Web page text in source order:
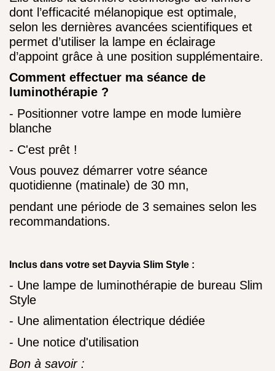
dont l’efficacité mélanopique est optimale,
selon les dernières avancées scientifiques et
permet d’utiliser la lampe en éclairage
d’appoint grâce à une position supplémentaire.
Comment effectuer ma séance de
luminothérapie ?
- Positionner votre lampe en mode lumière
blanche
- C'est prêt !
Vous pouvez démarrer votre séance
quotidienne (matinale) de 30 mn,
pendant une période de 3 semaines selon les
recommandations.
Inclus dans votre set Dayvia Slim Style :
- Une lampe de luminothérapie de bureau Slim
Style
- Une alimentation électrique dédiée
- Une notice d'utilisation
Bon à savoir :